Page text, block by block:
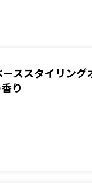
ーススタイリン
り